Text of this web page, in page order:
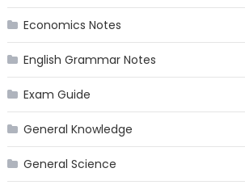
Economics Notes
English Grammar Notes
Exam Guide
General Knowledge
General Science